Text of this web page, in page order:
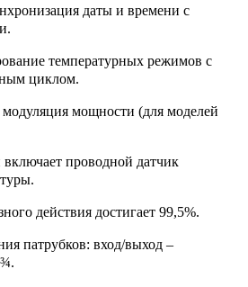
даты и времени с
температурных режимов с
циклом.
модуляция мощности (для моделей
проводной датчик
действия достигает 99,5%.
патрубков: вход/выход –
¾.